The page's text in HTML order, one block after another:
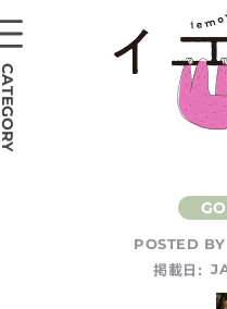
POSTED BY
掲載日: